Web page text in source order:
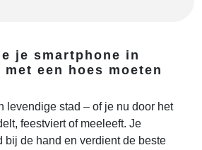
je smartphone in
een hoes moeten
levendige stad – of je nu door het
feestviert of meeleeft. Je
bij de hand en verdient de beste